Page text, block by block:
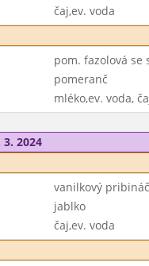
čaj,ev. voda
pom. fazolová
pomeranč
mléko,ev. voda,
2024
vanilkový
jablko
čaj,ev. voda